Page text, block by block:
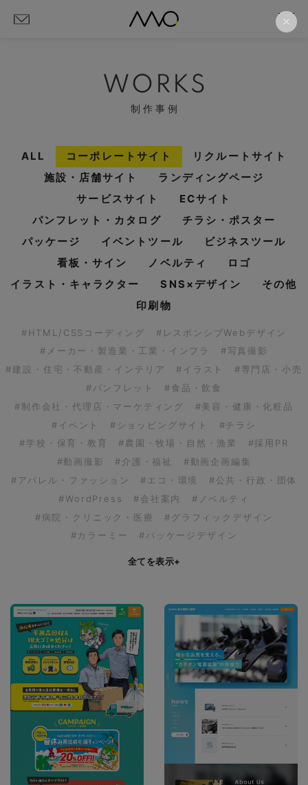
WORKS
制作事例
ALL コーポレートサイト
リクルートサイト
施設・店舗サイト
ランディングページ
サービスサイト
ECサイト
パンフレット・カタログ
チラシ・ポスター
パッケージ
イベントツール
ビジネスツール
看板・サイン
ノベルティ
ロゴ
イラスト・キャラクター
SNS×デザイン
その他
印刷物
#HTML/CSSコーディング
#レスポンシブWebデザイン
#メーカー・製造業・工業・インフラ
#写真撮影
#建設・住宅・不動産・インテリア
#イラスト
#専門店・小売
#パンフレット
#食品・飲食
#制作会社・代理店・マーケティング
#美容・健康・化粧品
#イベント
#ショッピングサイト
#チラシ
#学校・保育・教育
#農園・牧場・自然・漁業
#採用PR
#動画撮影
#介護・福祉
#動画企画編集
#アパレル・ファッション
#エコ・環境
#公共・行政・団体
#WordPress
#会社案内
#ノベルティ
#病院・クリニック・医療
#グラフィックデザイン
#カラーミー
#パッケージデザイン
全てを表示+